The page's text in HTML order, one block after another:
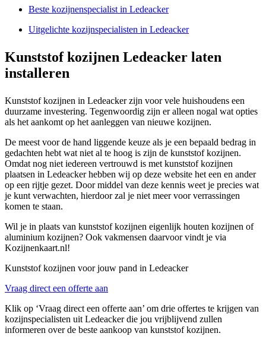
Beste kozijnenspecialist in Ledeacker
Uitgelichte kozijnspecialisten in Ledeacker
Kunststof kozijnen Ledeacker laten
installeren
Kunststof kozijnen in Ledeacker zijn voor vele huishoudens een
duurzame investering. Tegenwoordig zijn er alleen nogal wat opties
als het aankomt op het aanleggen van nieuwe kozijnen.
De meest voor de hand liggende keuze als je een bepaald bedrag in
gedachten hebt wat niet al te hoog is zijn de kunststof kozijnen.
Omdat nog niet iedereen vertrouwd is met kunststof kozijnen
plaatsen in Ledeacker hebben wij op deze website het een en ander
op een rijtje gezet. Door middel van deze kennis weet je precies wat
je kunt verwachten, hierdoor zal je niet meer voor verrassingen
komen te staan.
Wil je in plaats van kunststof kozijnen eigenlijk houten kozijnen of
aluminium kozijnen? Ook vakmensen daarvoor vindt je via
Kozijnenkaart.nl!
Kunststof kozijnen voor jouw pand in Ledeacker
Vraag direct een offerte aan
Klik op ‘Vraag direct een offerte aan’ om drie offertes te krijgen van
kozijnspecialisten uit Ledeacker die jou vrijblijvend zullen
informeren over de beste aankoop van kunststof kozijnen.